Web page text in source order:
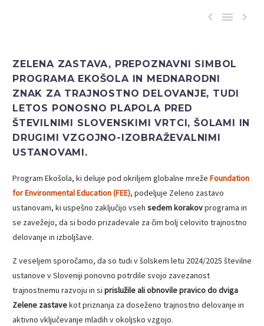
  
ZELENA ZASTAVA, PREPOZNAVNI SIMBOL
PROGRAMA EKOŠOLA IN MEDNARODNI
ZNAK ZA TRAJNOSTNO DELOVANJE, TUDI
LETOS PONOSNO PLAPOLA PRED
ŠTEVILNIMI SLOVENSKIMI VRTCI, ŠOLAMI IN
DRUGIMI VZGOJNO-IZOBRAŽEVALNIMI
USTANOVAMI.
Program Ekošola, ki deluje pod okriljem globalne mreže Foundation
for Environmental Education (FEE), podeljuje Zeleno zastavo
ustanovam, ki uspešno zaključijo vseh sedem korakovprograma in
se zavežejo, da si bodo prizadevale za čim bolj celovito trajnostno
delovanje in izboljšave.
Z veseljem sporočamo, da so tudi v šolskem letu 2024/2025 številne
ustanove v Sloveniji ponovno potrdile svojo zavezanost
trajnostnemu razvoju in si prislužile ali obnovile pravico do dviga
Zelene zastavekot priznanja za doseženo trajnostno delovanje in
aktivno vključevanje mladih v okoljsko vzgojo.